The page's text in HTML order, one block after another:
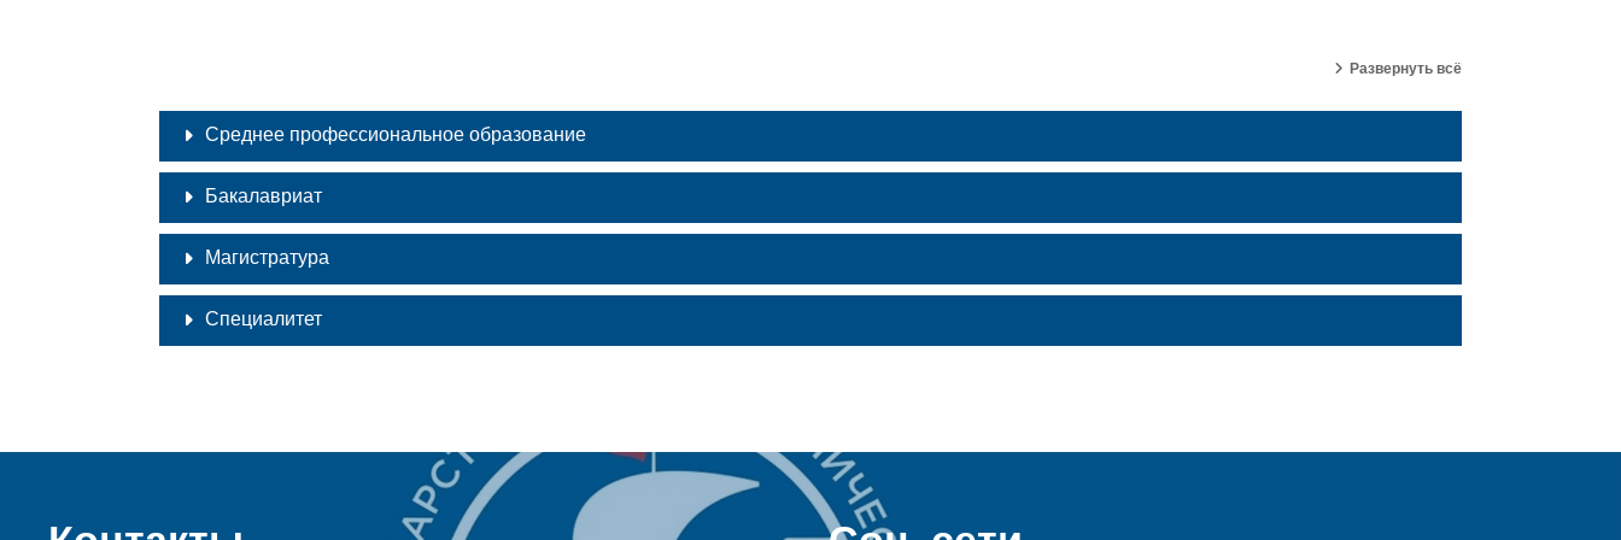
Развернуть всё
Среднее профессиональное образование
Бакалавриат
Магистратура
Специалитет